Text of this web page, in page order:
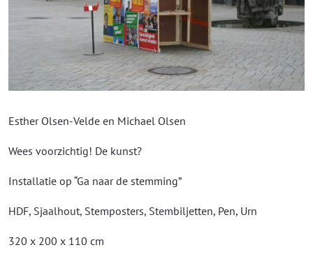
Esther Olsen-Velde en Michael Olsen
Wees voorzichtig! De kunst?
Installatie op “Ga naar de stemming”
HDF, Sjaalhout, Stemposters, Stembiljetten, Pen, Urn
320 x 200 x 110 cm